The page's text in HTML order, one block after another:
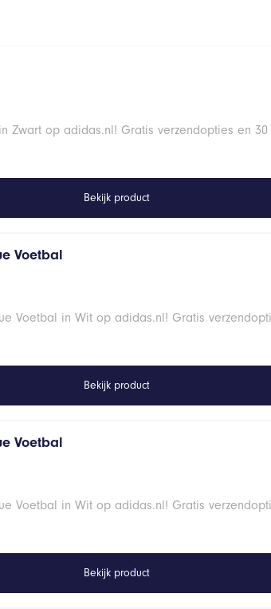
Zwart op adidas.nl! Gratis verzendopties en
Bekijk product
Voetbal
Voetbal in Wit op adidas.nl! Gratis
Bekijk product
Voetbal
Voetbal in Wit op adidas.nl! Gratis
Bekijk product